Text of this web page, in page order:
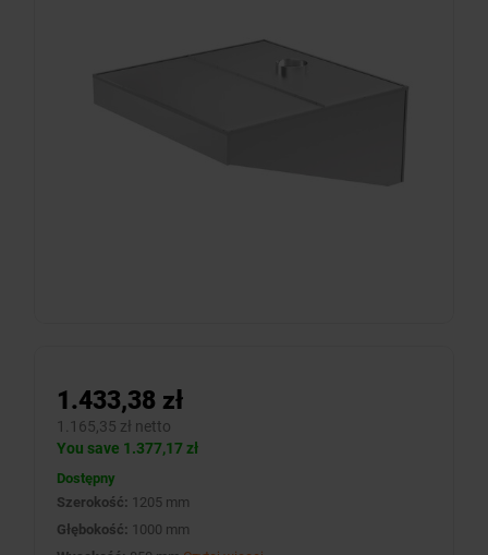
1.433,38 zł
1.165,35 zł netto
You save 1.377,17 zł
Dostępny
Szerokość: 1205 mm
Głębokość: 1000 mm